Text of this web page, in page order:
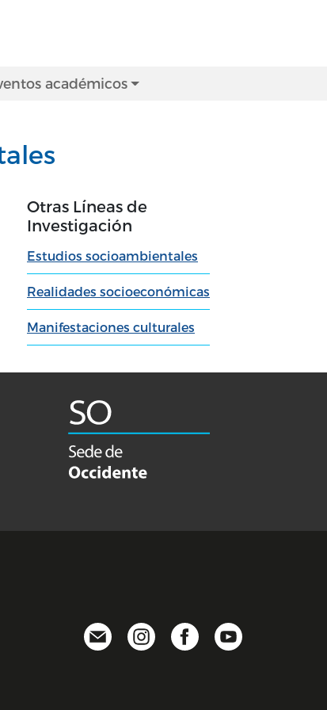
académicos
Otras Líneas de
Investigación
Estudios socioambientales
Realidades socioeconómicas
Manifestaciones culturales